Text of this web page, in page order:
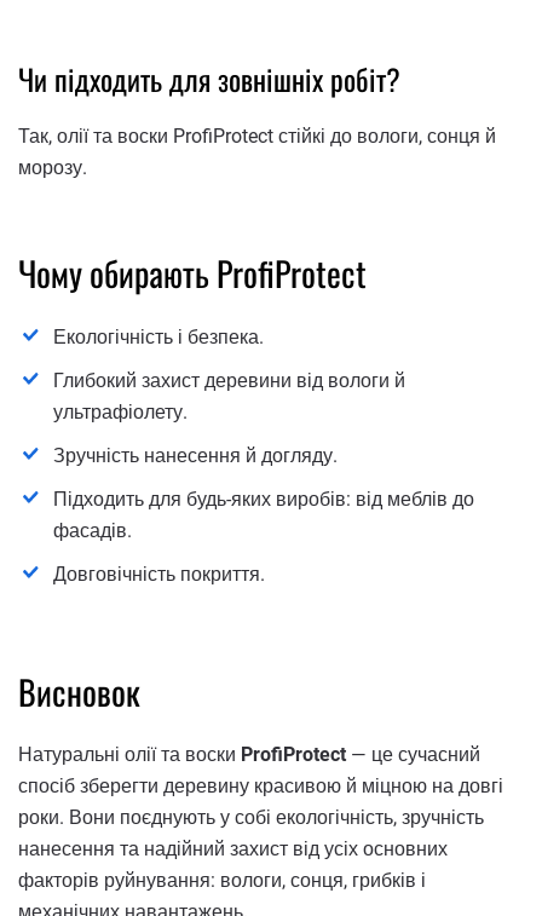
Чи підходить для зовнішніх робіт?
Так, олії та воски ProfiProtect стійкі до вологи, сонця й
морозу.
Чому обирають ProfiProtect
Екологічність і безпека.
Глибокий захист деревини від вологи й
ультрафіолету.
Зручність нанесення й догляду.
Підходить для будь-яких виробів: від меблів до
фасадів.
Довговічність покриття.
Висновок
Натуральні олії та воски ProfiProtect — це сучасний
спосіб зберегти деревину красивою й міцною на довгі
роки. Вони поєднують у собі екологічність, зручність
нанесення та надійний захист від усіх основних
факторів руйнування: вологи, сонця, грибків і